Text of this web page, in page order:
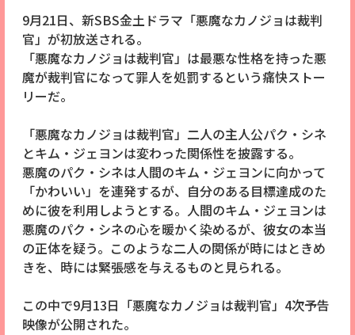
9月21日、新SBS金土ドラマ「悪魔なカノジョは裁判
官」が初放送される。
「悪魔なカノジョは裁判官」は最悪な性格を持った悪
魔が裁判官になって罪人を処罰するという痛快ストー
リーだ。
「悪魔なカノジョは裁判官」二人の主人公パク・シネ
とキム・ジェヨンは変わった関係性を披露する。
悪魔のパク・シネは人間のキム・ジェヨンに向かって
「かわいい」を連発するが、自分のある目標達成のた
めに彼を利用しようとする。人間のキム・ジェヨンは
悪魔のパク・シネの心を暖かく染めるが、彼女の本当
の正体を疑う。このような二人の関係が時にはときめ
きを、時には緊張感を与えるものと見られる。
この中で9月13日「悪魔なカノジョは裁判官」4次予告
映像が公開された。